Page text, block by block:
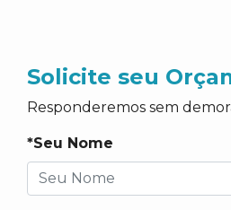
Solicite seu
Responderemos sem
*Seu Nome